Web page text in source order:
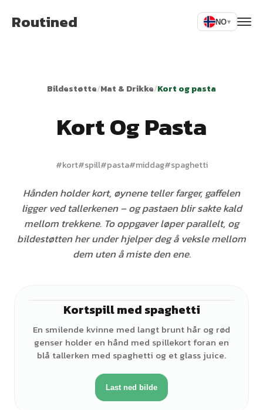
Routined NO▾
Bildestøtte/Mat & Drikke/Kort og pasta
Kort Og Pasta
#kort#spill#pasta#middag#spaghetti
Hånden holder kort, øynene teller farger, gaffelen
ligger ved tallerkenen – og pastaen blir sakte kald
mellom trekkene. To oppgaver løper parallelt, og
bildestøtten her under hjelper deg å veksle mellom
dem uten å miste den ene.
Kortspill med spaghetti
En smilende kvinne med langt brunt hår og rød
genser holder en hånd med spillekort foran en
blå tallerken med spaghetti og et glass juice.
Last ned bilde